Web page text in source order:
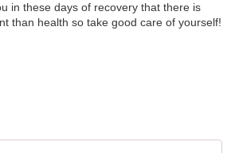
in these days of recovery that there is
than health so take good care of yourself!